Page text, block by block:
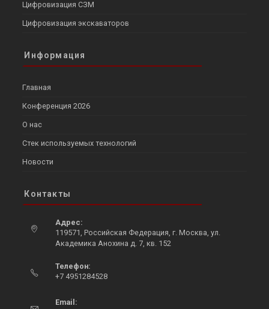
Цифровизация СЗМ
Цифровизация экскаваторов
Информация
Главная
Конференция 2026
О нас
Стек используемых технологий
Новости
Контакты
Адрес:
119571, Российская Федерация, г. Москва, ул.
Академика Анохина д. 7, кв. 152
in
a
tab
Телефон:
+7 4951284528
in
Email: